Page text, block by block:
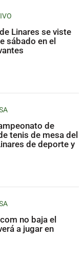
Linares se viste
sábado en el
de
tenis de mesa del
de deporte y
no baja el
a jugar en